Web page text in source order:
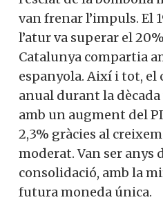
van frenar l’impuls. El
l’atur va superar el
Catalunya compartia
espanyola. Així i tot,
anual durant la dècada
amb un augment del
2,3% gràcies al
moderat. Van ser anys
consolidació, amb la
futura moneda única.